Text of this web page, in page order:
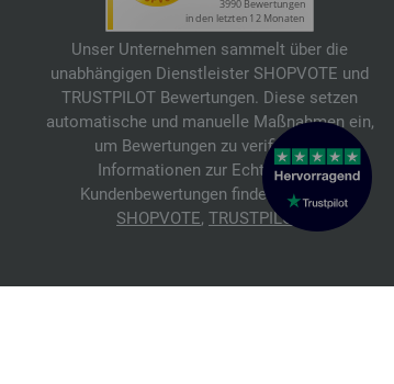
Unser Unternehmen sammelt über die
unabhängigen Dienstleister SHOPVOTE und
TRUSTPILOT Bewertungen. Diese setzen
automatische und manuelle Maßnahmen ein,
um Bewertungen zu verifizieren.
Informationen zur Echtheit von
Kundenbewertungen findest du hier:
SHOPVOTE, TRUSTPILOT